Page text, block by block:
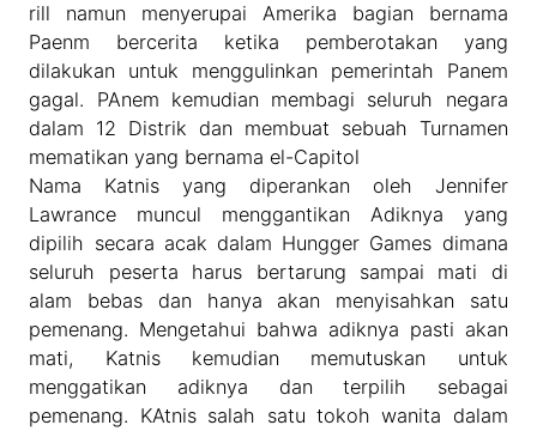
rill namun menyerupai Amerika bagian bernama
Paenm bercerita ketika pemberotakan yang
dilakukan untuk menggulinkan pemerintah Panem
gagal. PAnem kemudian membagi seluruh negara
dalam 12 Distrik dan membuat sebuah Turnamen
mematikan yang bernama el-Capitol
Nama Katnis yang diperankan oleh Jennifer
Lawrance muncul menggantikan Adiknya yang
dipilih secara acak dalam Hungger Games dimana
seluruh peserta harus bertarung sampai mati di
alam bebas dan hanya akan menyisahkan satu
pemenang. Mengetahui bahwa adiknya pasti akan
mati, Katnis kemudian memutuskan untuk
menggatikan adiknya dan terpilih sebagai
pemenang. KAtnis salah satu tokoh wanita dalam